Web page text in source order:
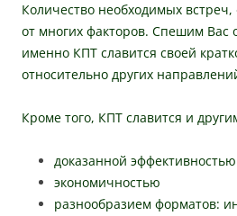
Количество необходимых встреч,
от многих факторов. Спешим Вас
именно КПТ славится своей
относительно других
Кроме того, КПТ славится и
доказанной эффективностью
экономичностью
разнообразием форматов: